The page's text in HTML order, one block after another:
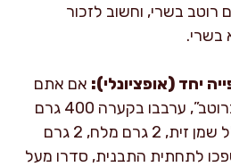
בשרי, וחשוב לזכור
בשרי.
יחד (אופציונלי): אם אתם
אוהבים קציצות בסגנון “ברוטב”, ערבבו בקערה 400 גרם
עגבניות מרוסקות, 20 מ"ל שמן זית, 2 גרם מלח, 2 גרם
סוכר. שפכו לתחתית התבנית, סדרו מעל